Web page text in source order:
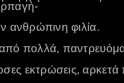
ανθρώπινη φιλία.
πολλά,
εκτρώσεις, αρκετά